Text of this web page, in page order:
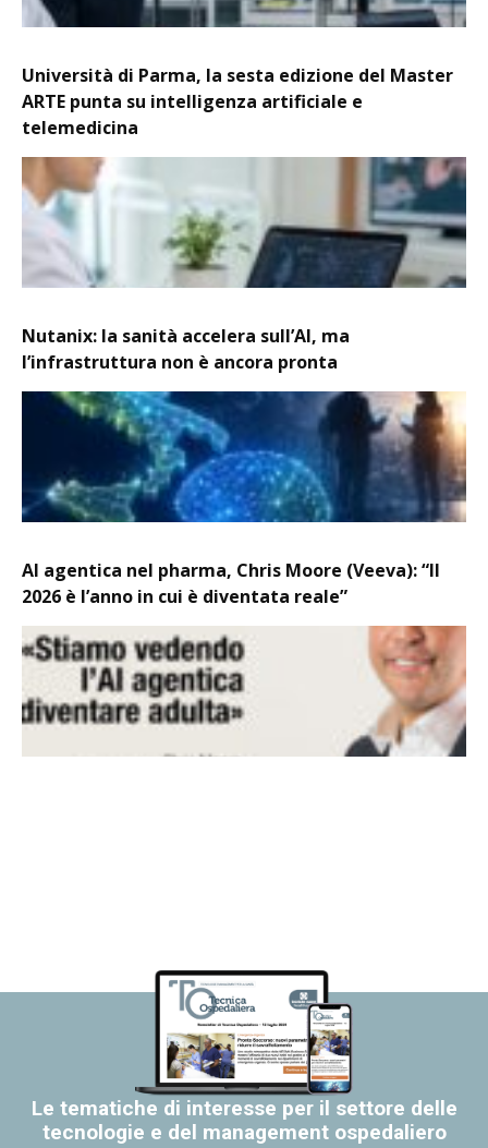
Università di Parma, la sesta edizione del Master
ARTE punta su intelligenza artificiale e
telemedicina
Nutanix: la sanità accelera sull’AI, ma
l’infrastruttura non è ancora pronta
AI agentica nel pharma, Chris Moore (Veeva): “Il
2026 è l’anno in cui è diventata reale”
Le tematiche di interesse per il settore delle
tecnologie e del management ospedaliero